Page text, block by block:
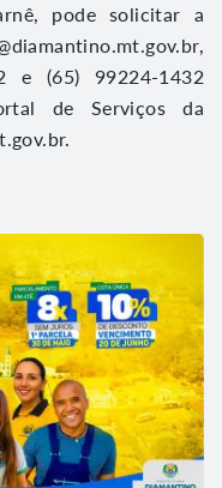
pode solicitar a
e (65) 99224-1432
de Serviços da